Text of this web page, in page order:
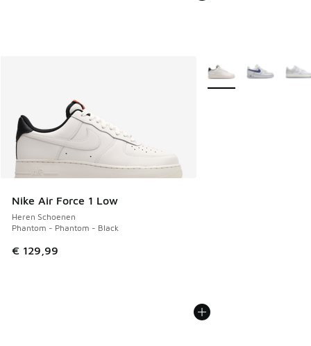
Nike Air Force 1 Low
Heren Schoenen
Phantom - Phantom - Black
€ 129,99
Meer kleuren